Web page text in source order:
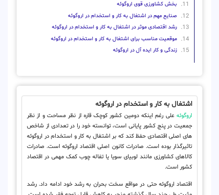
بخش کشاورزی قوی اروگوئه
صنایع مهم در اشتغال به کار و استخدام در اروگوئه
رشد اقتصادی موثر در اشتغال به کار و استخدام در اروگوئه
موقعیت مناسب برای اشتغال به کار و استخدام در اروگوئه
زندگی و کار ایده آل در اروگوئه
اشتغال به کار و استخدام در اروگوئه
اروگوئه علی رغم اینکه دومین کشور کوچک قاره از نظر مساحت و از نظر
جمعیت در پنج کشور پایانی است، توانسته خود را در تعدادی از شاخص
های اصلی اقتصادی حفظ کند که بر اشتغال به کار و استخدام در اروگوئه
تاثیرگذار بوده است. صادرات کانون اصلی اقتصاد اروگوئه است. صادرات
کالاهای کشاورزی مانند لوبیای سویا یا تفاله چوب کمک مهمی در اقتصاد
کشور است.
اقتصاد اروگوئه حتی در مواقع سخت بحران به رشد خود ادامه داد. رشد